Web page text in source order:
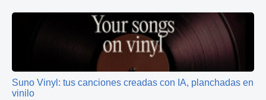
Suno Vinyl: tus canciones creadas con IA, planchadas en
vinilo